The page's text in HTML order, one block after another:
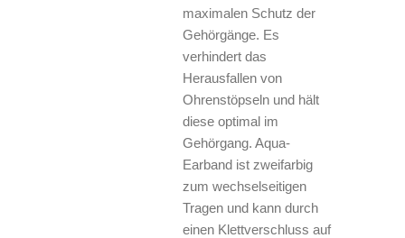
maximalen Schutz der
Gehörgänge. Es
verhindert das
Herausfallen von
Ohrenstöpseln und hält
diese optimal im
Gehörgang. Aqua-
Earband ist zweifarbig
zum wechselseitigen
Tragen und kann durch
einen Klettverschluss auf